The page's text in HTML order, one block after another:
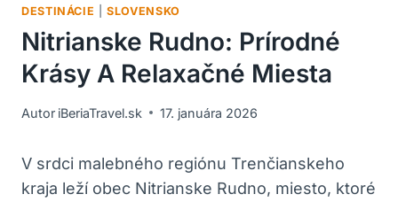
DESTINÁCIE |SLOVENSKO
Nitrianske Rudno: Prírodné
Krásy A Relaxačné Miesta
Autor iBeriaTravel.sk 17. januára 2026
V srdci malebného regiónu ⁣Trenčianskeho
kraja ‍leží obec Nitrianske Rudno, miesto, ktoré